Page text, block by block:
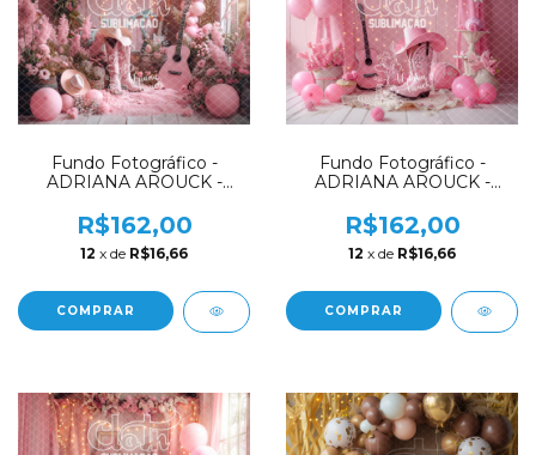
Fundo Fotográfico -
ADRIANA AROUCK -
COWGIRL - AD7900
R$162,00
12 x de R$16,66
COMPRAR
Fundo Fotográfico -
ADRIANA AROUCK -
COWGIRL - AD7899
R$162,00
12 x de R$16,66
COMPRAR